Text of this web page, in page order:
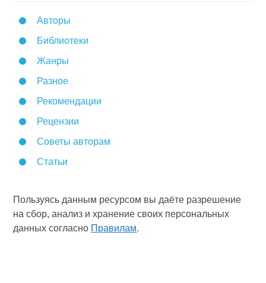
Авторы
Библиотеки
Жанры
Разное
Рекомендации
Рецензии
Советы авторам
Статьи
Пользуясь данным ресурсом вы даёте разрешение
на сбор, анализ и хранение своих персональных
данных согласно Правилам.